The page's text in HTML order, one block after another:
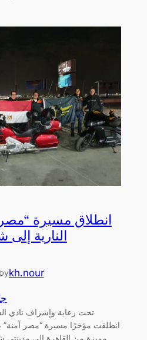
انطلاق مسيرة “مصر
النارية
kh.nour
تحت رعاية وإشراف نادي
انطلقت مؤخرًا مسيرة “مصر آمنة”
مميزة من القاهرة إلى مدينتي